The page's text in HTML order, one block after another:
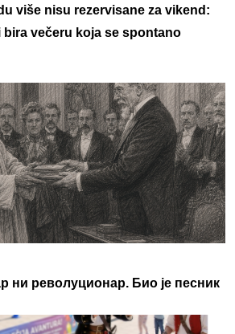
više nisu rezervisane za vikend:
večeru koja se spontano
ни револуционар. Био је песник